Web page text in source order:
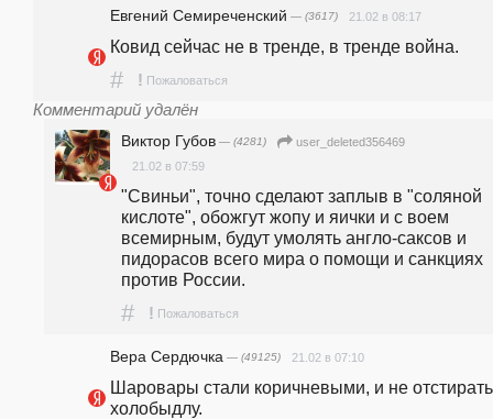
Евгений Семиреченский — (3617) 21.02 в 08:17
Ковид сейчас не в тренде, в тренде война.
# ! Пожаловаться
Комментарий удалён
Виктор Губов — (4281)
user_deleted356469
21.02 в 07:59
"Свиньи", точно сделают заплыв в "соляной
кислоте", обожгут жопу и яички и с воем
всемирным, будут умолять англо-саксов и
пидорасов всего мира о помощи и санкциях
против России.
# ! Пожаловаться
Вера Сердючка — (49125) 21.02 в 07:10
Шаровары стали коричневыми, и не отстирать
холобыдлу.